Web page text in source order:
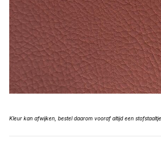
Kleur kan afwijken, bestel daarom vooraf altijd een stofstaaltje